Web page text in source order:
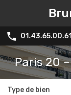
01.43.65.00.61
Paris 20
Type de bien